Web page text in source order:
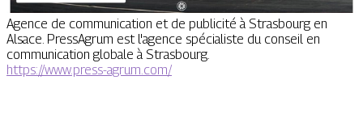
Agence de communication et de publicité à Strasbourg en
Alsace. PressAgrum est l'agence spécialiste du conseil en
communication globale à Strasbourg.
https://www.press-agrum.com/